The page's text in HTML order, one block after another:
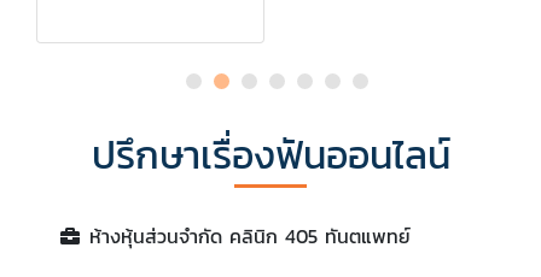
ปรึกษาเรื่องฟันออนไลน์
ห้างหุ้นส่วนจำกัด คลินิก 405 ทันตแพทย์